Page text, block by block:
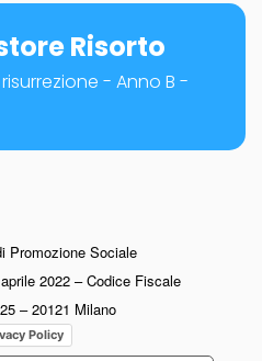
Risorto
- Anno B -
Promozione Sociale
2022 – Codice Fiscale
– 20121 Milano
Policy